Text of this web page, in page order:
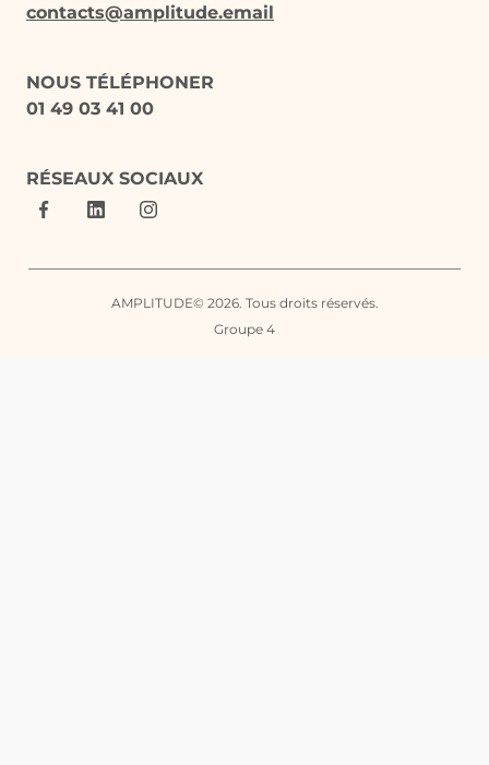
contacts@amplitude.email
NOUS TÉLÉPHONER
01 49 03 41 00
RÉSEAUX SOCIAUX
AMPLITUDE© 2026. Tous droits réservés.
Groupe 4